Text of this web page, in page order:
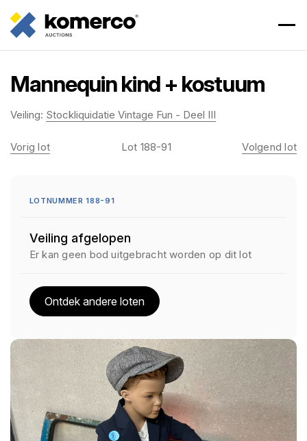
Mannequin kind + kostuum
Veiling: Stockliquidatie Vintage Fun - Deel III
Vorig lot Lot 188-91 Volgend lot
LOTNUMMER 188-91
Veiling afgelopen
Er kan geen bod uitgebracht worden op dit lot
Ontdek andere loten